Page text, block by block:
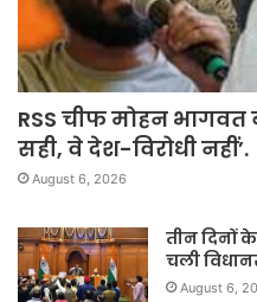
RSS चीफ मोहन भागवत
सही, वे देश-विरोधी नहीं’.
August 6, 2026
तीन दिनों
चली
August 6,